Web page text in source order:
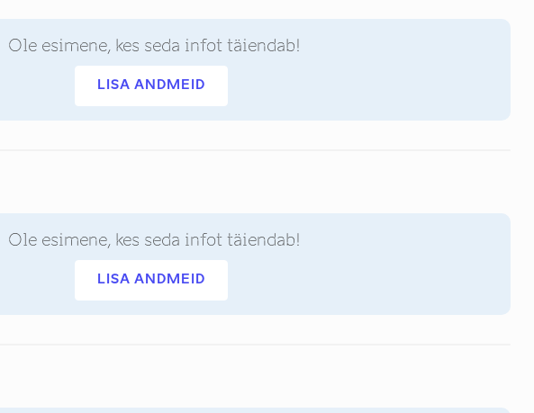
Ole esimene, kes seda infot täiendab!
LISA ANDMEID
Ole esimene, kes seda infot täiendab!
LISA ANDMEID